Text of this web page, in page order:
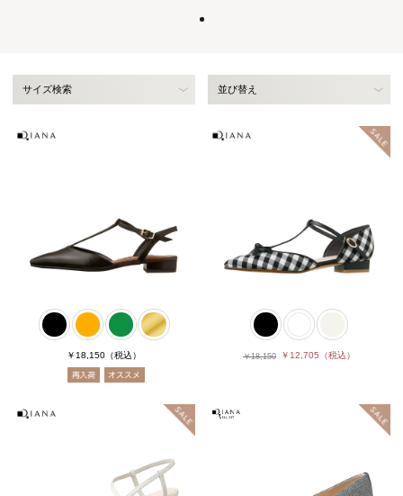
サイズ検索 並び替え
￥18,150 （税込） ￥18,150 ￥12,705 （税込）